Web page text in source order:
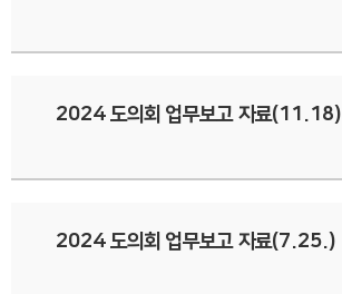
2024 도의회 업무보고 자료(11.18)
2024 도의회 업무보고 자료(7.25.)